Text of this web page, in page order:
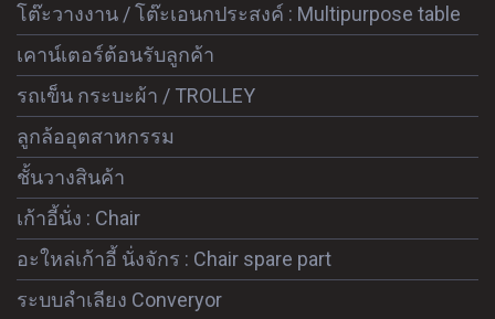
โต๊ะวางงาน / โต๊ะเอนกประสงค์ : Multipurpose table
เคาน์เตอร์ต้อนรับลูกค้า
รถเข็น กระบะผ้า / TROLLEY
ลูกล้ออุตสาหกรรม
ชั้นวางสินค้า
เก้าอี้นั่ง : Chair
อะใหล่เก้าอี้ นั่งจักร : Chair spare part
ระบบลำเลียง Converyor